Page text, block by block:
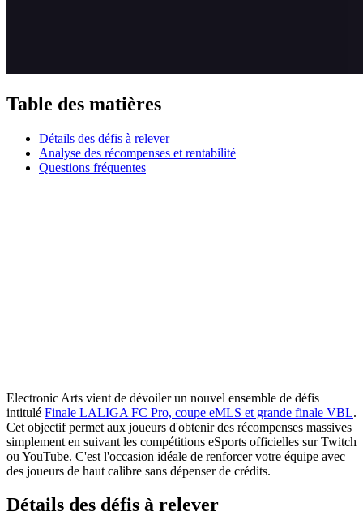
Table des matières
Détails des défis à relever
Analyse des récompenses et rentabilité
Questions fréquentes
Electronic Arts vient de dévoiler un nouvel ensemble de défis
intitulé Finale LALIGA FC Pro, coupe eMLS et grande finale VBL.
Cet objectif permet aux joueurs d'obtenir des récompenses massives
simplement en suivant les compétitions eSports officielles sur Twitch
ou YouTube. C'est l'occasion idéale de renforcer votre équipe avec
des joueurs de haut calibre sans dépenser de crédits.
Détails des défis à relever